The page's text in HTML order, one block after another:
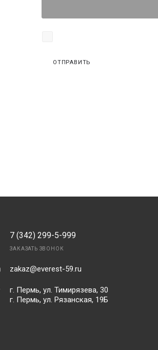
ОТПРАВИТЬ
7 (342) 299-5-999
ЗАКАЗАТЬ ЗВОНОК
zakaz@everest-59.ru
г. Пермь, ул. Тимирязева, 30
г. Пермь, ул. Рязанская, 19Б